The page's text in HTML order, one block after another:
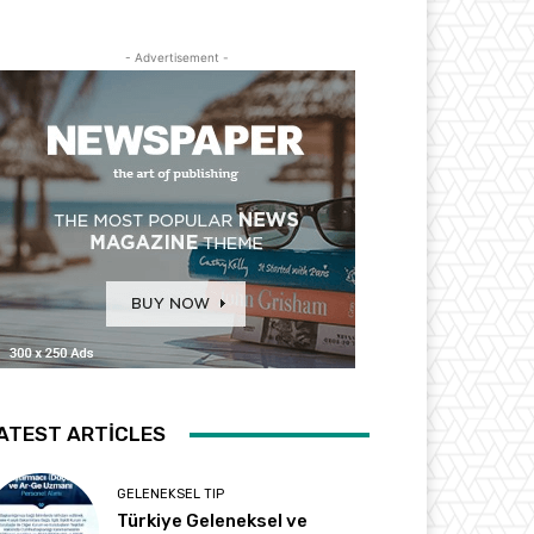
- Advertisement -
ARTICLES
GELENEKSEL TIP
Türkiye Geleneksel ve